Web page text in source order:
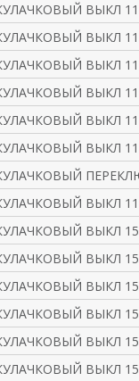
ВЫКЛ
ВЫКЛ
ВЫКЛ
ВЫКЛ
ВЫКЛ
ВЫКЛ
ВЫКЛ
ВЫКЛ
ВЫКЛ
ВЫКЛ
ВЫКЛ
ВЫКЛ
ВЫКЛ